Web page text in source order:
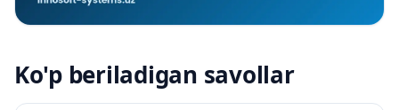
Ko'p beriladigan savollar